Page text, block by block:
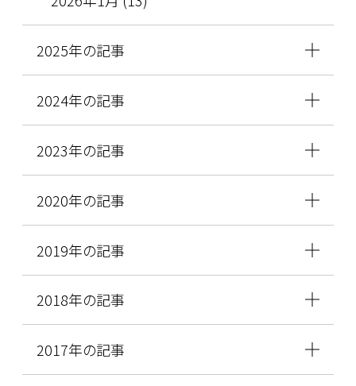
2025年の記事
2024年の記事
2023年の記事
2020年の記事
2019年の記事
2018年の記事
2017年の記事